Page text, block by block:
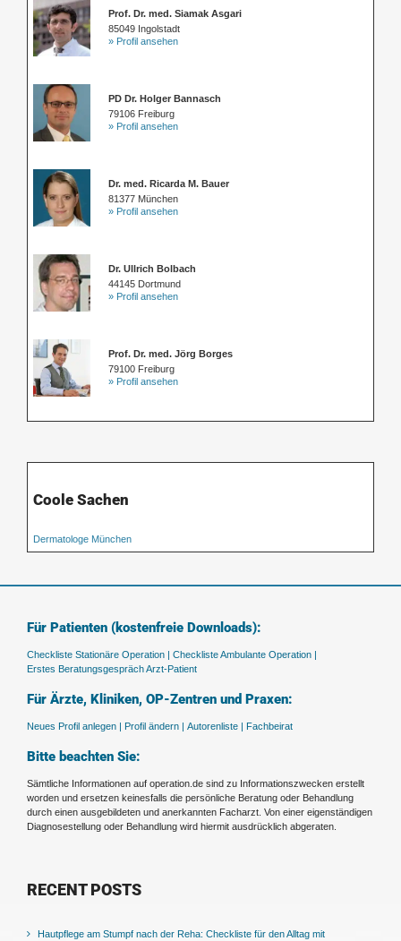
Prof. Dr. med. Siamak Asgari
85049 Ingolstadt
» Profil ansehen
PD Dr. Holger Bannasch
79106 Freiburg
» Profil ansehen
Dr. med. Ricarda M. Bauer
81377 München
» Profil ansehen
Dr. Ullrich Bolbach
44145 Dortmund
» Profil ansehen
Prof. Dr. med. Jörg Borges
79100 Freiburg
» Profil ansehen
Coole Sachen
Dermatologe München
Für Patienten (kostenfreie Downloads):
Checkliste Stationäre Operation | Checkliste Ambulante Operation |
Erstes Beratungsgespräch Arzt-Patient
Für Ärzte, Kliniken, OP-Zentren und Praxen:
Neues Profil anlegen | Profil ändern | Autorenliste | Fachbeirat
Bitte beachten Sie:
Sämtliche Informationen auf operation.de sind zu Informationszwecken erstellt
worden und ersetzen keinesfalls die persönliche Beratung oder Behandlung
durch einen ausgebildeten und anerkannten Facharzt. Von einer eigenständigen
Diagnosestellung oder Behandlung wird hiermit ausdrücklich abgeraten.
RECENT POSTS
Hautpflege am Stumpf nach der Reha: Checkliste für den Alltag mit